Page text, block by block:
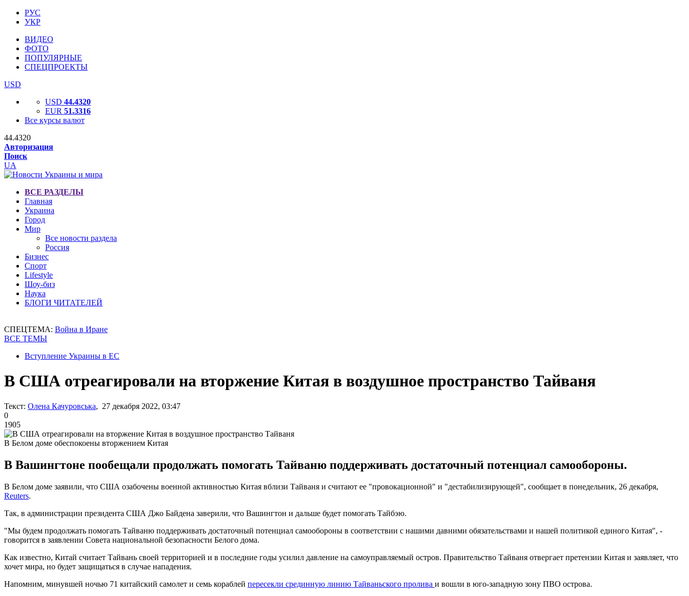
РУС
УКР
ВИДЕО
ФОТО
ПОПУЛЯРНЫЕ
СПЕЦПРОЕКТЫ
USD
USD 44.4320
EUR 51.3316
Все курсы валют
44.4320
Авторизация
Поиск
UA
ВСЕ РАЗДЕЛЫ
Главная
Украина
Город
Мир
Все новости раздела
Россия
Бизнес
Спорт
Lifestyle
Шоу-биз
Наука
БЛОГИ ЧИТАТЕЛЕЙ
СПЕЦТЕМА: Война в Иране
ВСЕ ТЕМЫ
Вступление Украины в ЕС
В США отреагировали на вторжение Китая в воздушное пространство Тайваня
Текст: Олена Качуровська, 27 декабря 2022, 03:47
0
1905
В Белом доме обеспокоены вторжением Китая
В Вашингтоне пообещали продолжать помогать Тайваню поддерживать достаточный потенциал самообороны.
В Белом доме заявили, что США озабочены военной активностью Китая вблизи Тайваня и считают ее "провокационной" и "дестабилизирующей", сообщает в понедельник, 26 декабря,
Reuters.
Так, в администрации президента США Джо Байдена заверили, что Вашингтон и дальше будет помогать Тайбэю.
"Мы будем продолжать помогать Тайваню поддерживать достаточный потенциал самообороны в соответствии с нашими давними обязательствами и нашей политикой единого Китая", -
говорится в заявлении Совета национальной безопасности Белого дома.
Как известно, Китай считает Тайвань своей территорией и в последние годы усилил давление на самоуправляемый остров. Правительство Тайваня отвергает претензии Китая и заявляет, что
хочет мира, но будет защищаться в случае нападения.
Напомним, минувшей ночью 71 китайский самолет и семь кораблей пересекли срединную линию Тайваньского пролива и вошли в юго-западную зону ПВО острова.